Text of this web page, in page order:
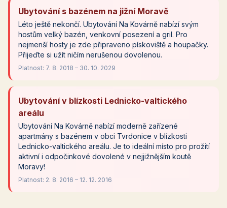
Ubytování s bazénem na jižní Moravě
Léto ještě nekončí. Ubytování Na Kovárně nabízí svým
hostům velký bazén, venkovní posezení a gril. Pro
nejmenší hosty je zde připraveno pískoviště a houpačky.
Přijeďte si užít ničím nerušenou dovolenou.
Platnost: 7. 8. 2018 – 30. 10. 2029
Ubytování v blízkosti Lednicko-valtického
areálu
Ubytování Na Kovárně nabízí moderně zařízené
apartmány s bazénem v obci Tvrdonice v blízkosti
Lednicko-valtického areálu. Je to ideální místo pro prožití
aktivní i odpočinkové dovolené v nejjižnějším koutě
Moravy!
Platnost: 2. 8. 2016 – 12. 12. 2016